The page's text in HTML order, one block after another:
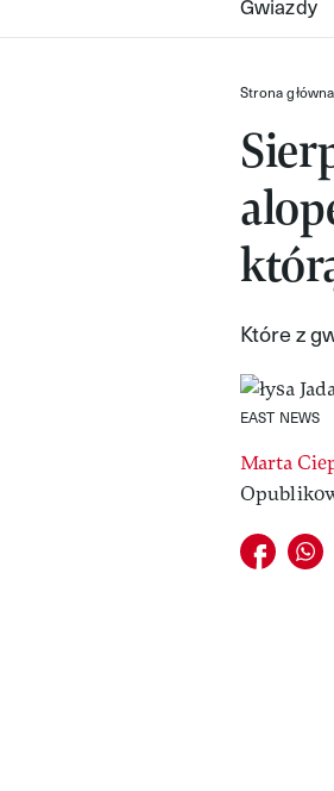
Strona główna
Które z
EAST NEWS
Marta